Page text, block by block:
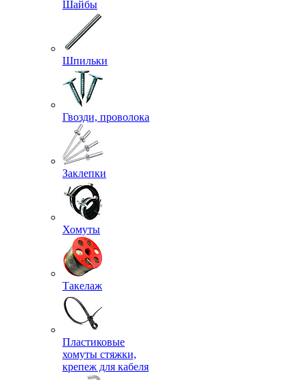
Шайбы
Шпильки
Гвозди, проволока
Заклепки
Хомуты
Такелаж
Пластиковые
хомуты стяжки,
крепеж для кабеля